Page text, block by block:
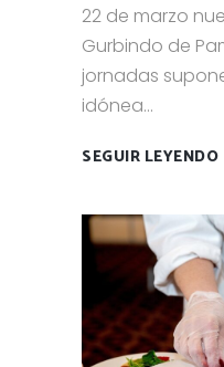
22 de marzo
Gurbindo de
jornadas
idónea...
SEGUIR LEYENDO